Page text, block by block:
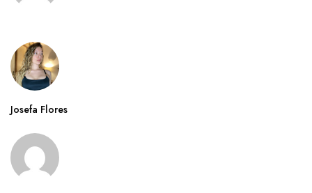
Josefa Flores